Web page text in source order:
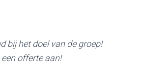
bij het doel van de groep!
offerte aan!